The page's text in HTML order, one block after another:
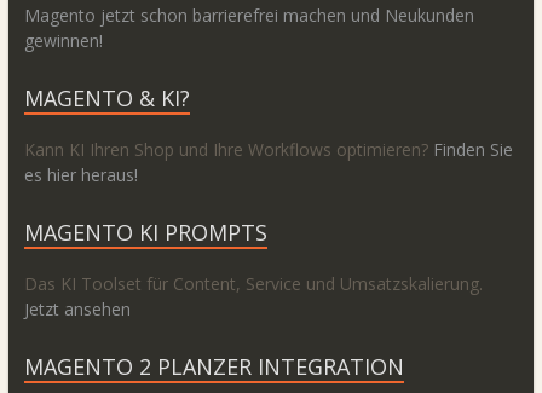
Magento jetzt schon barrierefrei machen und Neukunden
gewinnen!
MAGENTO & KI?
Kann KI Ihren Shop und Ihre Workflows optimieren? Finden Sie
es hier heraus!
MAGENTO KI PROMPTS
Das KI Toolset für Content, Service und Umsatzskalierung.
Jetzt ansehen
MAGENTO 2 PLANZER INTEGRATION